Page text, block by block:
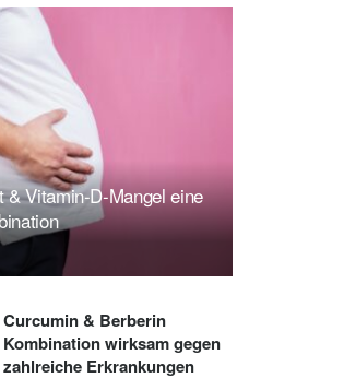
& Vitamin-D-Mangel eine
Curcumin & Berberin
Kombination wirksam gegen
zahlreiche Erkrankungen